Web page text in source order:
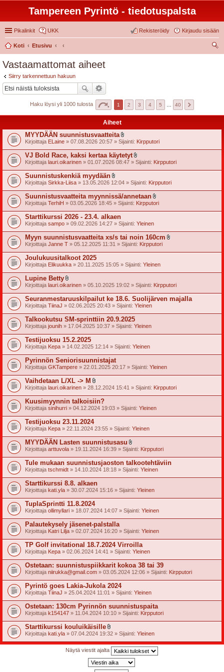
Tampereen Pyrintö - tiedotuspalsta
Pikalinkit UKK Kirjaudu sisään
Rekisteröidy
Koti
Etusivu
Vastaamattomat aiheet
Siirry tarkennettuun hakuun
Haku löysi yli 1000 tulosta 1 2 3 4 5 40
Aiheet
MYYDÄÄN suunnistusvaatteita
l
i
t
t
e
Kirjoittaja ELaine » 07.08.2026 20:57 » Sijainti: Kirpputori
VJ Bold Race, kaksi kertaa käytetyt
l
i
t
e
e
t
Kirjoittaja lauri.oikarinen » 01.07.2026 08:47 » Sijainti: Kirpputori
Suunnistuskenkiä myydään
l
i
t
t
e
e
t
Kirjoittaja Sirkka-Liisa » 13.05.2026 12:04 » Sijainti: Kirpputori
Suunnistusvaatteita myynnissä/annetaan
l
i
e
e
t
Kirjoittaja TerhiH » 03.05.2026 18:45 » Sijainti: Kirpputori
Starttikurssi 2026 - 23.4. alkaen
Kirjoittaja sampo » 09.02.2026 14:27 » Sijainti: Yleinen
Myyn suunnistusvaatteita xs/s tai noin 160cm
i
e
t
Kirjoittaja Janne T » 05.12.2025 11:31 » Sijainti: Kirpputori
Joulukuusitalkoot 2025
Kirjoittaja Elikuukka » 20.11.2025 15:05 » Sijainti: Yleinen
Lupine Betty
l
i
t
t
e
e
t
Kirjoittaja lauri.oikarinen » 05.10.2025 19:02 » Sijainti: Kirpputori
Seuranmestaruuskilpailut ke 18.6. Suolijärven majalla
Kirjoittaja TiinaJ » 02.06.2025 20:43 » Sijainti: Yleinen
Talkookutsu SM-sprinttiin 20.9.2025
Kirjoittaja jounih » 17.04.2025 10:37 » Sijainti: Yleinen
Testijuoksu 15.2.2025
Kirjoittaja Kepa » 14.02.2025 12:14 » Sijainti: Yleinen
Pyrinnön Seniorisuunnistajat
Kirjoittaja GKTampere » 22.01.2025 20:17 » Sijainti: Yleinen
Vaihdetaan L/XL -> M
l
i
t
t
e
t
Kirjoittaja lauri.oikarinen » 28.12.2024 15:41 » Sijainti: Kirpputori
Kuusimyynnin talkoisiin?
Kirjoittaja sinihurri » 04.12.2024 19:03 » Sijainti: Yleinen
Testijuoksu 23.11.2024
Kirjoittaja Kepa » 22.11.2024 23:55 » Sijainti: Yleinen
MYYDÄÄN Lasten suunnistusasu
l
i
t
t
e
t
Kirjoittaja arttuvola » 19.11.2024 16:39 » Sijainti: Kirpputori
Tule mukaan suunnistusjaoston talkootehtäviin
Kirjoittaja tschmidt » 14.10.2024 18:18 » Sijainti: Yleinen
Starttikurssi 8.8. alkaen
Kirjoittaja kati.yla » 30.07.2024 15:16 » Sijainti: Yleinen
TuplaSprintti 11.8.2024
Kirjoittaja ollimyllari » 18.07.2024 14:07 » Sijainti: Yleinen
Palautekysely jäsenet-palstalla
Kirjoittaja Katri Lilja » 02.07.2024 16:20 » Sijainti: Yleinen
TP Golf invitational 18.7.2024 Virroilla
Kirjoittaja Kepa » 02.06.2024 14:41 » Sijainti: Yleinen
Ostetaan: suunnistuspiikkarit kokoa 38 tai 39
Kirjoittaja niirukka@gmail.com » 03.05.2024 12:06 » Sijainti: Kirpputori
Pyrintö goes Lakia-Jukola 2024
Kirjoittaja TiinaJ » 25.04.2024 11:01 » Sijainti: Yleinen
Ostetaan: 130cm Pyrinnön suunnistuspaita
Kirjoittaja k154147 » 11.04.2024 10:10 » Sijainti: Kirpputori
Starttikurssi kouluikäisille
l
i
t
e
e
Kirjoittaja kati.yla » 07.04.2024 19:32 » Sijainti: Yleinen
Näytä viestit ajalta